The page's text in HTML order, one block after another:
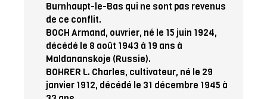
Burnhaupt-le-Bas qui ne sont pas revenus
de ce conflit.
BOCH Armand, ouvrier, né le 15 juin 1924,
décédé le 8 août 1943 à 19 ans à
Maldananskoje (Russie).
BOHRER L. Charles, cultivateur, né le 29
janvier 1912, décédé le 31 décembre 1945 à